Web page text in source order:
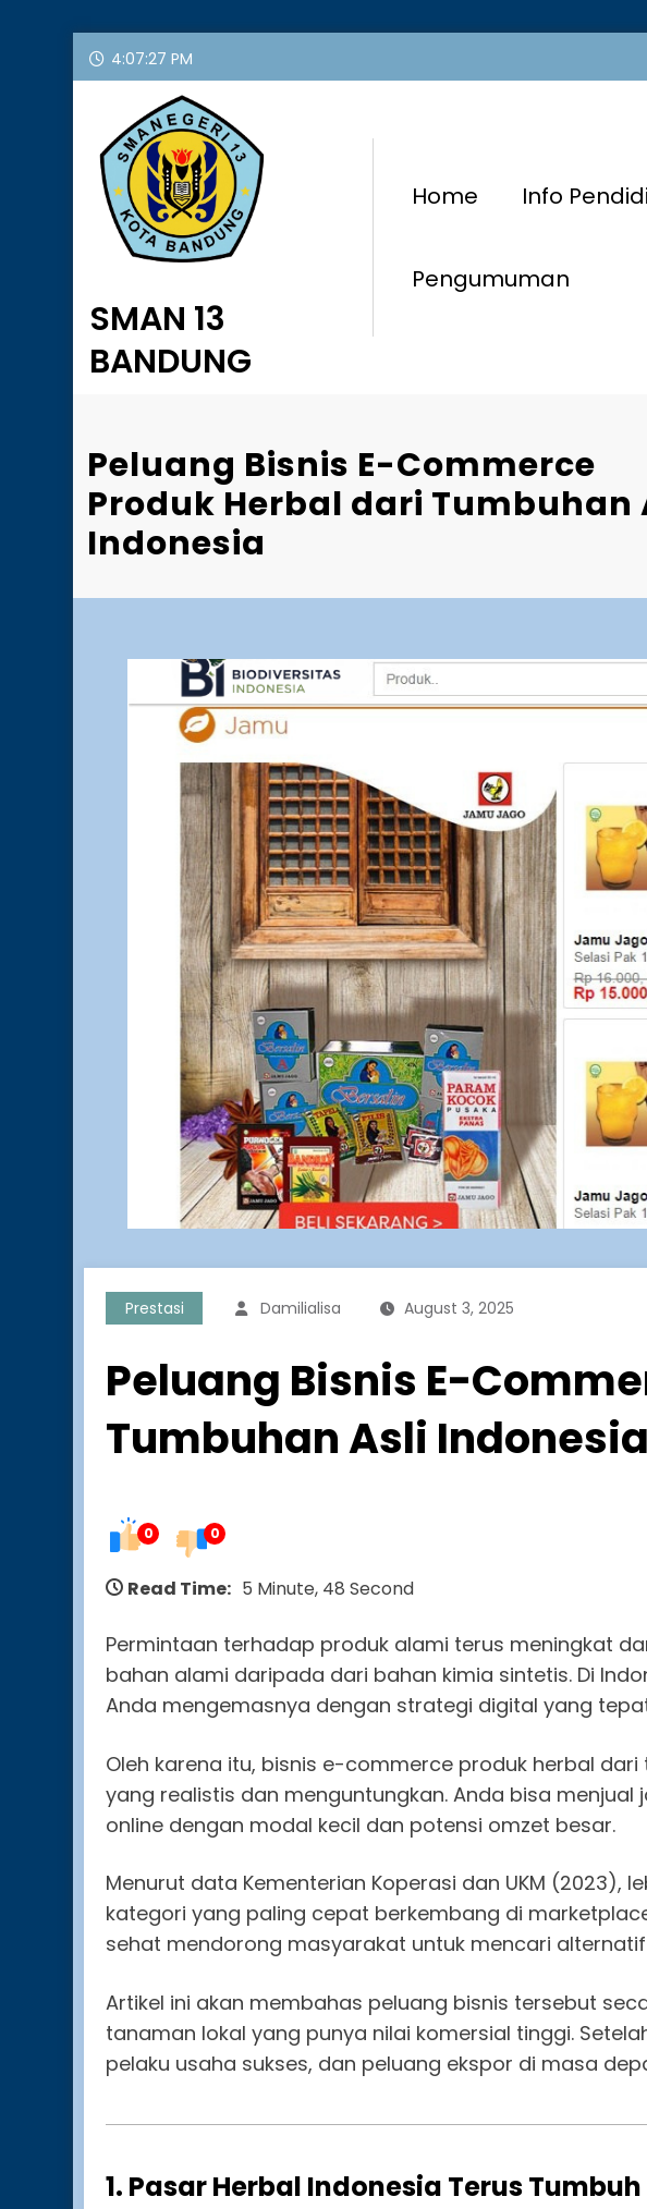
Skip
4:07:28 PM
SMAN 13
BANDUNG
Home Info
Pengumuman
Peluang Bisnis E-Commerce
Produk Herbal dari Tumbuhan
Indonesia
Prestasi Damilialisa August 3, 2025
Peluang Bisnis E-
Tumbuhan Asli Indonesia
0 0
Read Time: 5 Minute, 48 Second
Permintaan terhadap produk alami terus meningkat
bahan alami daripada dari bahan kimia sintetis. Di
Anda mengemasnya dengan strategi digital yang
Oleh karena itu, bisnis e-commerce produk herbal
yang realistis dan menguntungkan. Anda bisa
online dengan modal kecil dan potensi omzet besar.
Menurut data Kementerian Koperasi dan UKM (2023),
kategori yang paling cepat berkembang di
sehat mendorong masyarakat untuk mencari
Artikel ini akan membahas peluang bisnis tersebut
tanaman lokal yang punya nilai komersial tinggi.
pelaku usaha sukses, dan peluang ekspor di masa
1. Pasar Herbal Indonesia Terus Tumbuh